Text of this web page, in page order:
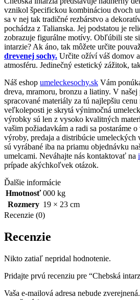
vznikol špecifickou kombináciou dvoch
sa v nej tak tradičné rezbárstvo a
pochádza z Talianska. Jej podstatou je
zobrazuje figurálne motívy. Obľúbili ste
intarzie? Ak áno, tak môžete určite
drevenej sochy. Určite ožíví váš domov
atmosféru. Jedinečný estetický zážitok,
Náš eshop umeleckesochy.sk Vám
dreva, mramoru, bronzu a liatiny. V našej
spracované materiály za tú najlepšiu
veľkoleposti je skrytá výnimočná
výrobky sú len z vysoko kvalitných
vašim požiadavkám a radi sa postaráme
výroby, predaja a distribúcie
sú vyrábané iba na priamu objednávku
umelcami. Neváhajte nás kontaktovať na
prípade akýchkoľvek otázok.
Ďalšie informácie
Hmotnosť 000 kg
Rozmery 19 × 23 cm
Recenzie (0)
Recenzie
Nikto zatiaľ nepridal hodnotenie.
Pridajte prvú recenziu pre “Chebská
Vaša e-mailová adresa nebude zverejnená.